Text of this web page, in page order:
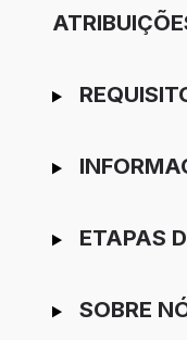
ETAPAS
SOBRE